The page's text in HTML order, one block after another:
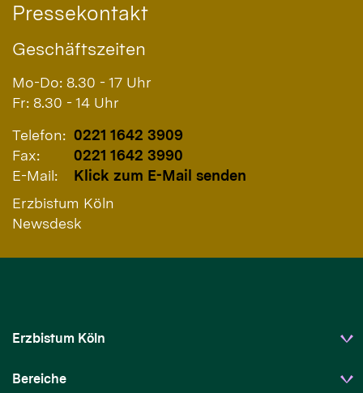
Pressekontakt
Geschäftszeiten
Mo-Do: 8.30 - 17 Uhr
Fr: 8.30 - 14 Uhr
Telefon: 0221 1642 3909
Fax:
0221 1642 3990
E-Mail:
Klick zum E-Mail senden
Erzbistum Köln
Newsdesk
Erzbistum Köln
Bereiche